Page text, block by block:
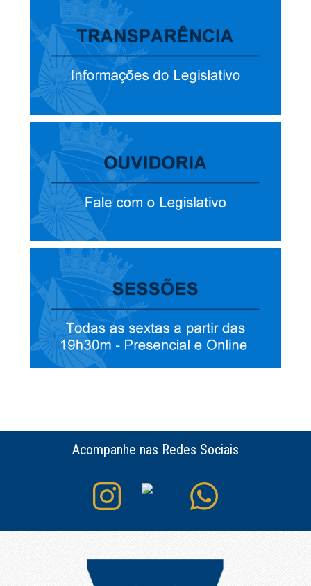
Acompanhe nas Redes Sociais